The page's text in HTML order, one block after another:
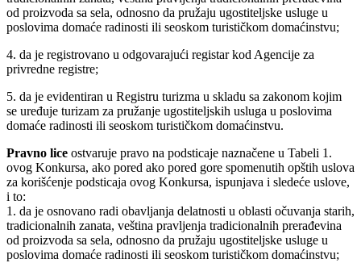
od proizvoda sa sela, odnosno da pružaju ugostiteljske usluge u
poslovima domaće radinosti ili seoskom turističkom domaćinstvu;
4. da je registrovano u odgovarajući registar kod Agencije za
privredne registre;
5. da je evidentiran u Registru turizma u skladu sa zakonom kojim
se uređuje turizam za pružanje ugostiteljskih usluga u poslovima
domaće radinosti ili seoskom turističkom domaćinstvu.
Pravno lice ostvaruje pravo na podsticaje naznačene u Tabeli 1.
ovog Konkursa, ako pored ako pored gore spomenutih opštih uslova
za korišćenje podsticaja ovog Konkursa, ispunjava i sledeće uslove,
i to:
1. da je osnovano radi obavljanja delatnosti u oblasti očuvanja starih,
tradicionalnih zanata, veština pravljenja tradicionalnih prerađevina
od proizvoda sa sela, odnosno da pružaju ugostiteljske usluge u
poslovima domaće radinosti ili seoskom turističkom domaćinstvu;